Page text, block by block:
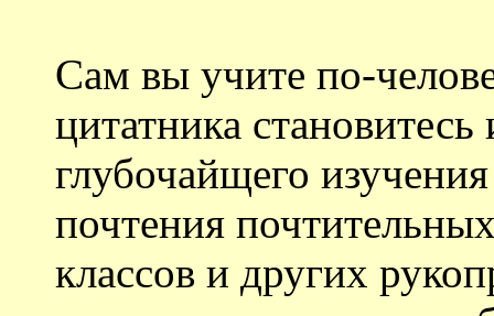
Сам вы учите по-
цитатника
глубочайщего
почтения
классов и других